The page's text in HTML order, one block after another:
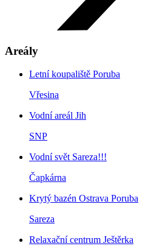
Areály
Letní koupaliště Poruba
Vřesina
Vodní areál Jih
SNP
Vodní svět Sareza!!!
Čapkárna
Krytý bazén Ostrava Poruba
Sareza
Relaxační centrum Ještěrka